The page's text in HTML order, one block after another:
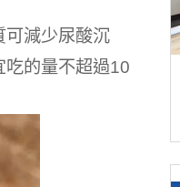
可減少尿酸沉
吃的量不超過10